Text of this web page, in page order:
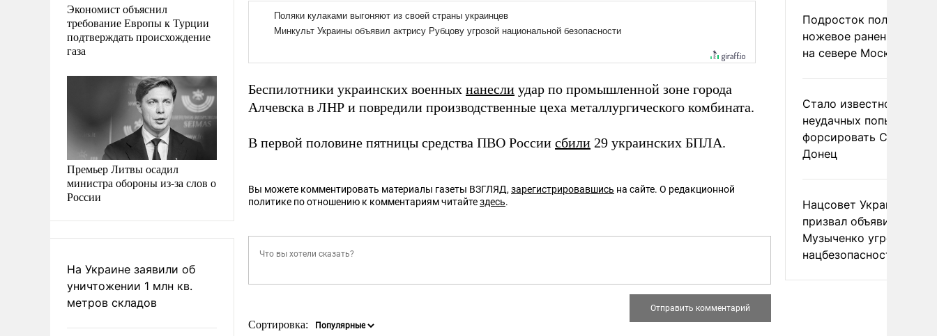
Экономист объяснил
требование Европы к Турции
подтверждать происхождение
газа
Премьер Литвы осадил
министра обороны из-за слов о
России
На Украине заявили об
уничтожении 1 млн кв.
метров складов
Беспилотники украинских военных нанесли удар по промышленной зоне города
Алчевска в ЛНР и повредили производственные цеха металлургического комбината.
В первой половине пятницы средства ПВО России сбили 29 украинских БПЛА.
Вы можете комментировать материалы газеты ВЗГЛЯД, зарегистрировавшись на сайте. О редакционной
политике по отношению к комментариям читайтездесь.
Сортировка:
Подросток получил
ножевое ранение в
на севере Москвы
Стало известно о
неудачных попытках
форсировать
Донец
Нацсовет Украины по
призвал объявить
Музыченко угрозой
нацбезопасности